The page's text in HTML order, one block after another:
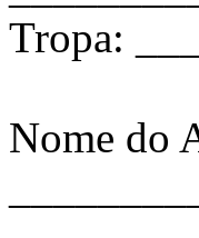
Tropa:
Nome do